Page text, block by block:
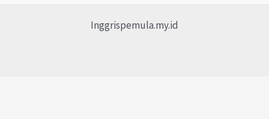
Inggrispemula.my.id